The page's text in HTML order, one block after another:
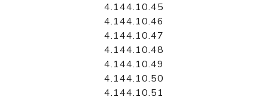
4.144.10.45
4.144.10.46
4.144.10.47
4.144.10.48
4.144.10.49
4.144.10.50
4.144.10.51